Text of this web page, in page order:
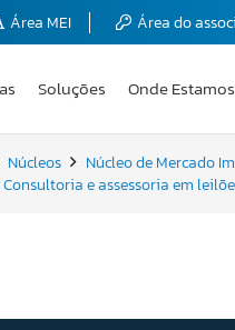
Área MEI Área do
Soluções Onde Estamos
Núcleos
Núcleo de Mercado
Consultoria e assessoria em